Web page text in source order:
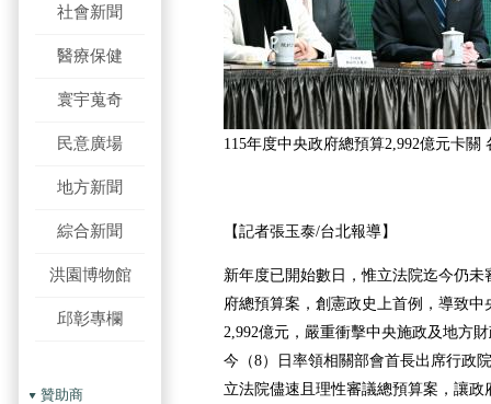
社會新聞
醫療保健
寰宇蒐奇
民意廣場
地方新聞
綜合新聞
洪園博物館
邱彰專欄
贊助商
115年度中央政府總預算2,992億元卡關
【記者張玉泰/台北報導】
新年度已開始數日，惟立法院迄今仍未
府總預算案，創憲政史上首例，導致
2,992億元，嚴重衝擊中央施政及地方
今（8）日率領相關部會首長出席行政
立法院儘速且理性審議總預算案，讓